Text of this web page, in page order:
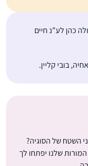
כהן לע”נ חיים
בובי קליין.
השטח של הסוגיה?
שלנו יפתחו לך